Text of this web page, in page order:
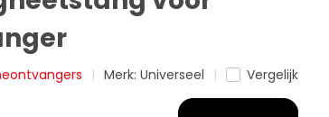
Merk:Universeel
Vergelijk